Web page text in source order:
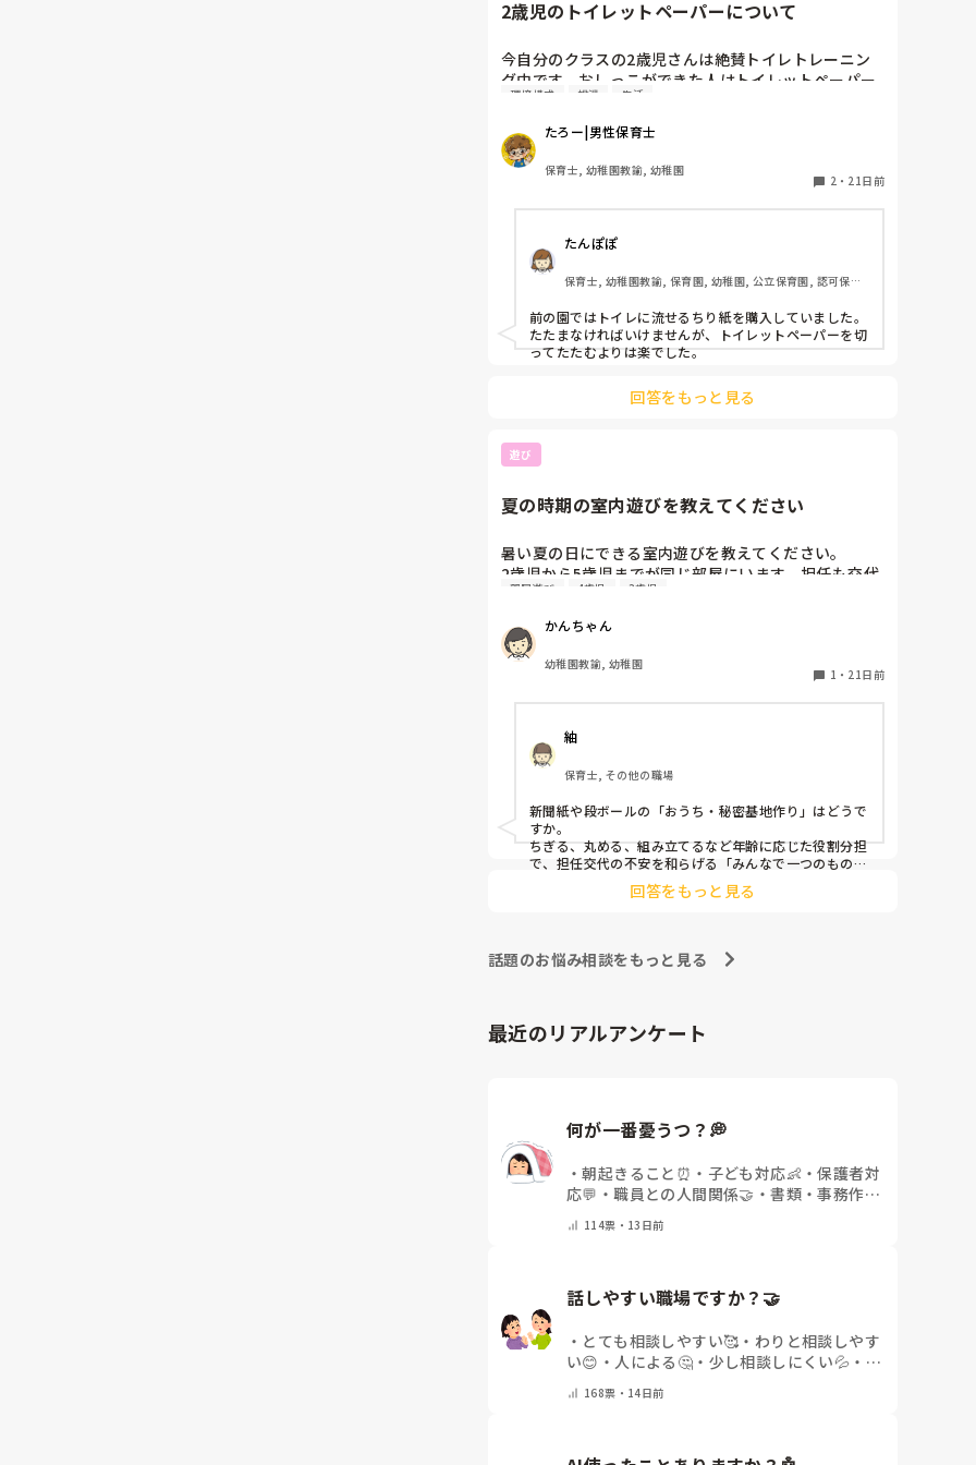
2歳児のトイレットペーパーについて
今自分のクラスの2歳児さんは絶賛トイレトレーニン
グ中です。おしっこができた人はトイレットペーパー
を使うと思いますが、引っ張りたくって量が凄いこと
になることがあります。トイレットペーパーをある程
度ちぎって保管もやったのですが、1労働増えると思
い辞めました。2歳児さんでもできる適度なトイレッ
トペーパーを取るいいアイデアはありませんか？
環境構成 排泄 生活
たろー|男性保育士
保育士, 幼稚園教諭, 幼稚園
2 ・ 21日前
たんぽぽ
保育士, 幼稚園教諭, 保育園, 幼稚園, 公立保育園, 認可保育
前の園ではトイレに流せるちり紙を購入していました。
たたまなければいけませんが、トイレットペーパーを切
ってたたむよりは楽でした。
回答をもっと見る
遊び
夏の時期の室内遊びを教えてください
暑い夏の日にできる室内遊びを教えてください。
2歳児から5歳児までが同じ部屋にいます。担任も交代
勤務となり不安になる子もいる中、魅力的で楽しめる
考えているのは小麦粉粘土（色をつけて）スライムな
どの感触遊びです。他に何かいいアイディアがあれば
知りたいです。
部屋遊び 4歳児 3歳児
かんちゃん
幼稚園教諭, 幼稚園
1 ・ 21日前
紬
保育士, その他の職場
新聞紙や段ボールの「おうち・秘密基地作り」はどうで
すか。
ちぎる、丸める、組み立てるなど年齢に応じた役割分担
で、担任交代の不安を和らげる「みんなで一つのものを
作る安心感」が生まれるかな、と思います！
回答をもっと見る
話題のお悩み相談をもっと見る
最近のリアルアンケート
何が一番憂うつ？💭
・朝起きること⏰ ・ 子ども対応👶 ・保護者対
応💬 ・職員との人間関係🤝 ・書類・事務作業
114票・ 13日前
話しやすい職場ですか？🤝
・ とても相談しやすい🥰 ・ わりと相談しやす
い😊 ・ 人による🤔 ・ 少し相談しにくい💦 ・ 相
教えてください)
168票・ 14日前